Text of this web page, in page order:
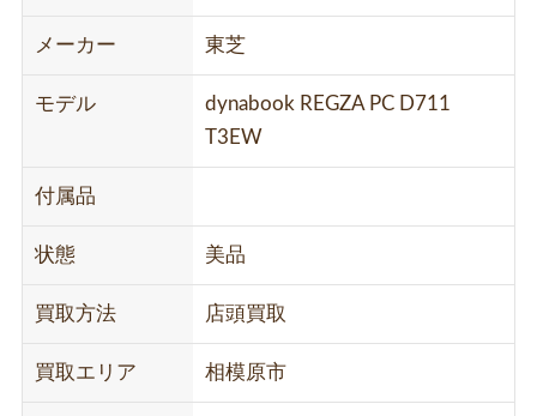
メーカー 東芝
モデル
dynabook REGZA PC D711
T3EW
付属品
状態 美品
買取方法 店頭買取
買取エリア 相模原市